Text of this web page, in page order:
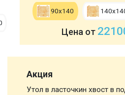
90х140
Цена от
Акция
Утол в ласточкин хвост в